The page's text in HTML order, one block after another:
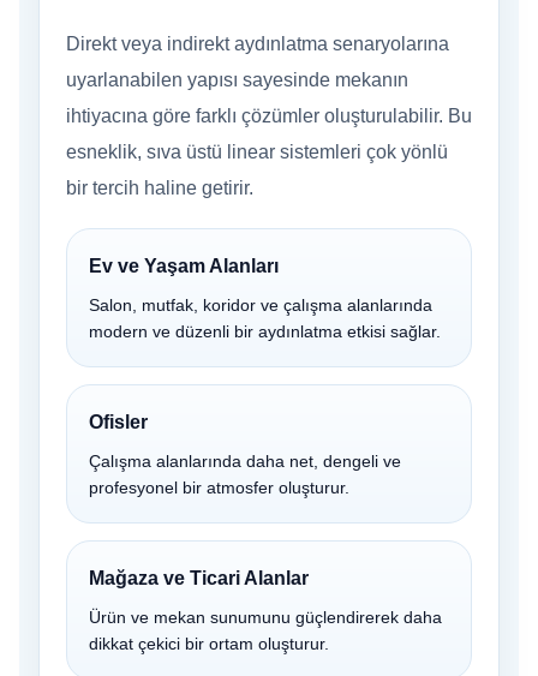
Direkt veya indirekt aydınlatma senaryolarına
uyarlanabilen yapısı sayesinde mekanın
ihtiyacına göre farklı çözümler oluşturulabilir. Bu
esneklik, sıva üstü linear sistemleri çok yönlü
bir tercih haline getirir.
Ev ve Yaşam Alanları
Salon, mutfak, koridor ve çalışma alanlarında
modern ve düzenli bir aydınlatma etkisi sağlar.
Ofisler
Çalışma alanlarında daha net, dengeli ve
profesyonel bir atmosfer oluşturur.
Mağaza ve Ticari Alanlar
Ürün ve mekan sunumunu güçlendirerek daha
dikkat çekici bir ortam oluşturur.